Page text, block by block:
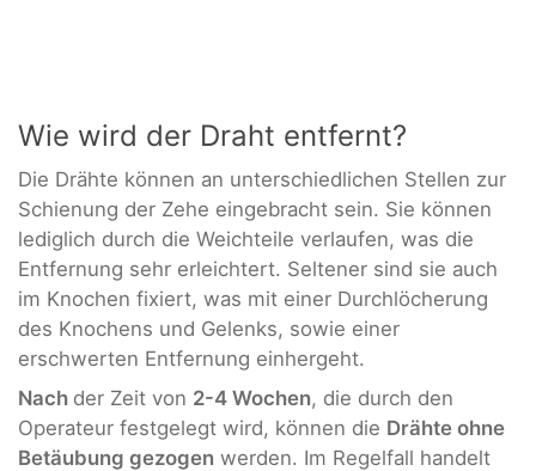
Wie wird der Draht entfernt?
Die Drähte können an unterschiedlichen Stellen zur
Schienung der Zehe eingebracht sein. Sie können
lediglich durch die Weichteile verlaufen, was die
Entfernung sehr erleichtert. Seltener sind sie auch
im Knochen fixiert, was mit einer Durchlöcherung
des Knochens und Gelenks, sowie einer
erschwerten Entfernung einhergeht.
Nach der Zeit von 2-4 Wochen, die durch den
Operateur festgelegt wird, können die Drähte ohne
Betäubung gezogen werden. Im Regelfall handelt